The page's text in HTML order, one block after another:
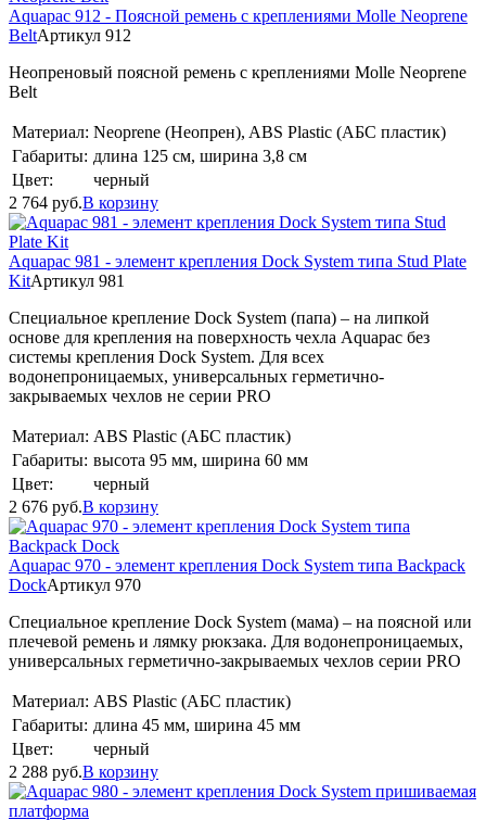
Aquapac 912 - Поясной ремень с креплениями Molle Neoprene
BeltАртикул 912
Неопреновый поясной ремень с креплениями Molle Neoprene
Belt
Материал: Neoprene (Неопрен), ABS Plastic (АБС пластик)
Габариты: длина 125 см, ширина 3,8 см
Цвет:
черный
2 764 руб.В корзину
Aquapac 981 - элемент крепления Dock System типа Stud Plate
KitАртикул 981
Специальное крепление Dock System (папа) – на липкой
основе для крепления на поверхность чехла Aquapac без
системы крепления Dock System. Для всех
водонепроницаемых, универсальных герметично-
закрываемых чехлов не серии PRO
Материал: ABS Plastic (АБС пластик)
Габариты: высота 95 мм, ширина 60 мм
Цвет:
черный
2 676 руб.В корзину
Aquapac 970 - элемент крепления Dock System типа Backpack
DockАртикул 970
Специальное крепление Dock System (мама) – на поясной или
плечевой ремень и лямку рюкзака. Для водонепроницаемых,
универсальных герметично-закрываемых чехлов серии PRO
Материал: ABS Plastic (АБС пластик)
Габариты: длина 45 мм, ширина 45 мм
Цвет:
черный
2 288 руб.В корзину